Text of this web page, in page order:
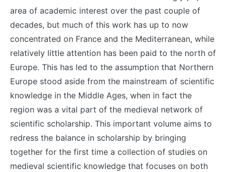
area of academic interest over the past couple of
decades, but much of this work has up to now
concentrated on France and the Mediterranean, while
relatively little attention has been paid to the north of
Europe. This has led to the assumption that Northern
Europe stood aside from the mainstream of scientific
knowledge in the Middle Ages, when in fact the
region was a vital part of the medieval network of
scientific scholarship. This important volume aims to
redress the balance in scholarship by bringing
together for the first time a collection of studies on
medieval scientific knowledge that focuses on both